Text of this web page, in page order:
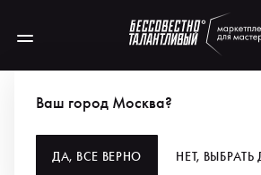
Ваш город Москва?
ДА, ВСЕ ВЕРНО НЕТ, ВЫБРАТЬ
ГЛИТТЕРЫ